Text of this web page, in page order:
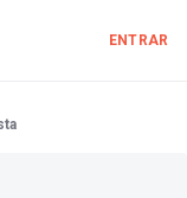
ENTRAR